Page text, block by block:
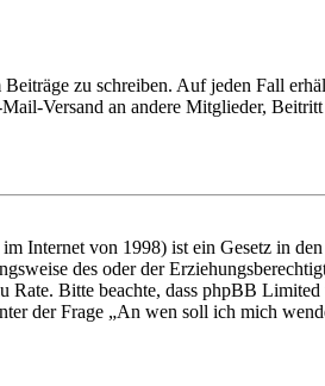
zu schreiben. Auf jeden Fall
Versand an andere Mitglieder,
Internet von 1998) ist ein Gesetz in
des oder der
Bitte beachte, dass phpBB Limited
der Frage „An wen soll ich mich